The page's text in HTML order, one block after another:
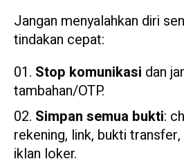
Jangan menyalahkan diri
tindakan cepat:
Stop komunikasi dan
tambahan/OTP.
Simpan semua bukti:
rekening, link, bukti
iklan loker.